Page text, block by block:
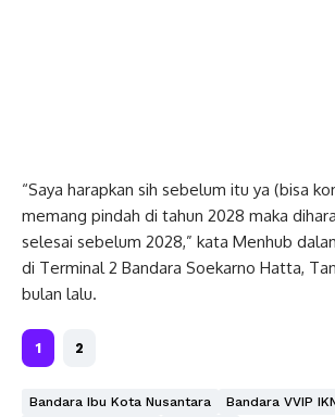
“Saya harapkan sih sebelum itu ya (bisa
memang pindah di tahun 2028 maka
selesai sebelum 2028,” kata Menhub
di Terminal 2 Bandara Soekarno Hatta,
bulan lalu.
1 2
Bandara Ibu Kota Nusantara
Bandara VVIP